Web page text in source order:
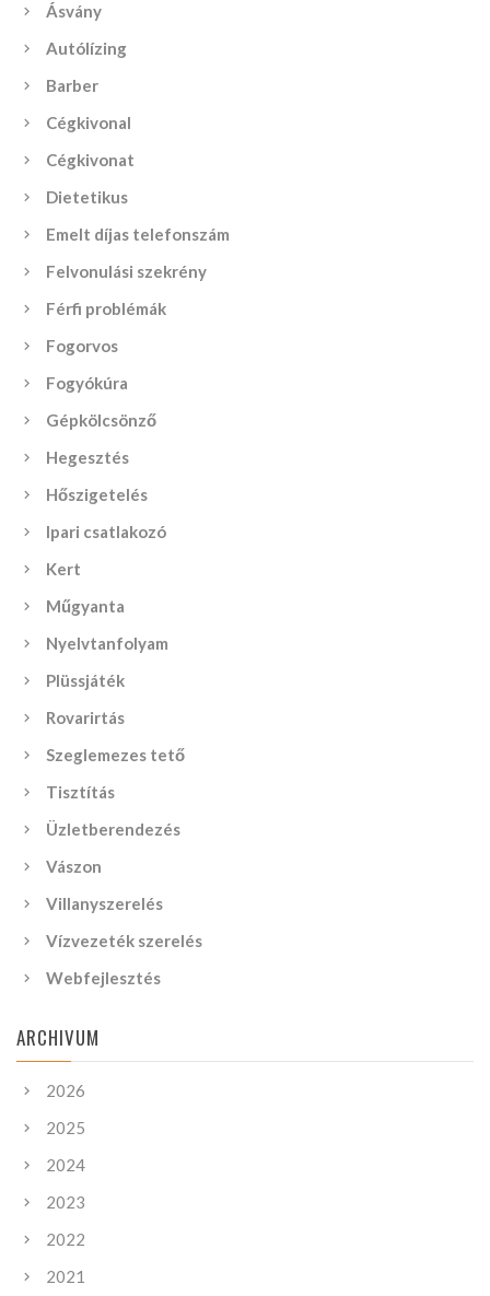
Ásvány
Autólízing
Barber
Cégkivonal
Cégkivonat
Dietetikus
Emelt díjas telefonszám
Felvonulási szekrény
Férfi problémák
Fogorvos
Fogyókúra
Gépkölcsönző
Hegesztés
Hőszigetelés
Ipari csatlakozó
Kert
Műgyanta
Nyelvtanfolyam
Plüssjáték
Rovarirtás
Szeglemezes tető
Tisztítás
Üzletberendezés
Vászon
Villanyszerelés
Vízvezeték szerelés
Webfejlesztés
ARCHIVUM
2026
2025
2024
2023
2022
2021